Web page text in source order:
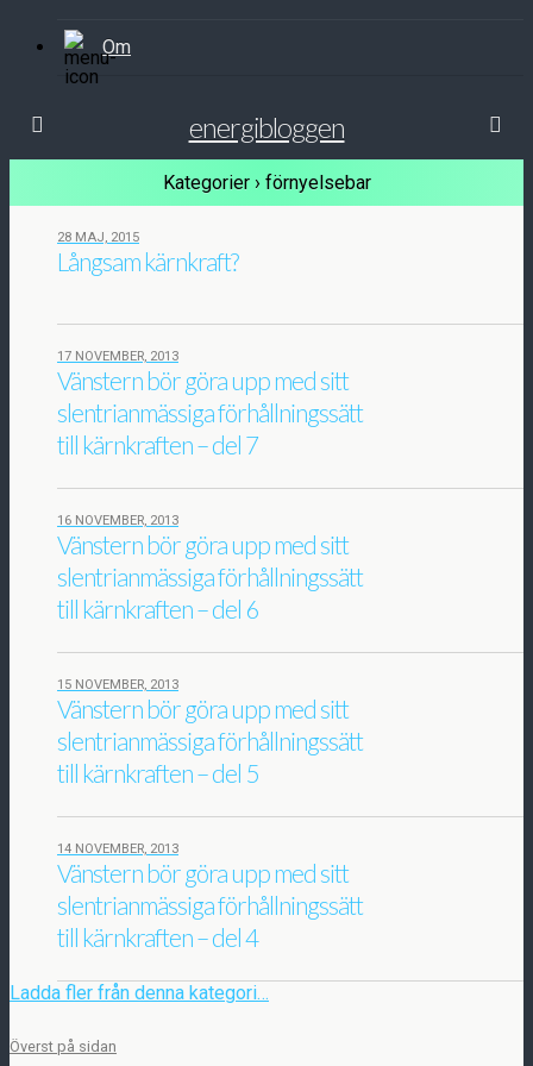
Om
energibloggen
Kategorier › förnyelsebar
28 MAJ, 2015
Långsam kärnkraft?
17 NOVEMBER, 2013
Vänstern bör göra upp med sitt
slentrianmässiga förhållningssätt
till kärnkraften – del 7
16 NOVEMBER, 2013
Vänstern bör göra upp med sitt
slentrianmässiga förhållningssätt
till kärnkraften – del 6
15 NOVEMBER, 2013
Vänstern bör göra upp med sitt
slentrianmässiga förhållningssätt
till kärnkraften – del 5
14 NOVEMBER, 2013
Vänstern bör göra upp med sitt
slentrianmässiga förhållningssätt
till kärnkraften – del 4
Ladda fler från denna kategori…
Överst på sidan